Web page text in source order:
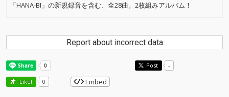
「HANA-BI」の新規録音を含む、全28曲。2枚組みアルバム！
Report about incorrect data
Post -
Like! 0 Embed